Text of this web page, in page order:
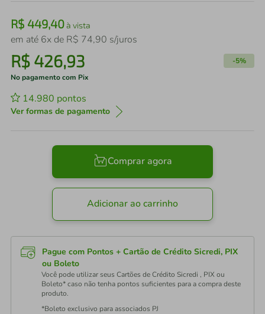
R$ 449,40à vista
em até 6x de R$ 74,90 s/juros
R$ 426,93 -5%
No pagamento com Pix
14.980 pontos
Ver formas de pagamento
Comprar agora
Adicionar ao carrinho
Pague com Pontos + Cartão de Crédito Sicredi, PIX
ou Boleto
Você pode utilizar seus Cartões de Crédito Sicredi , PIX ou
Boleto* caso não tenha pontos suficientes para a compra deste
produto.
*Boleto exclusivo para associados PJ